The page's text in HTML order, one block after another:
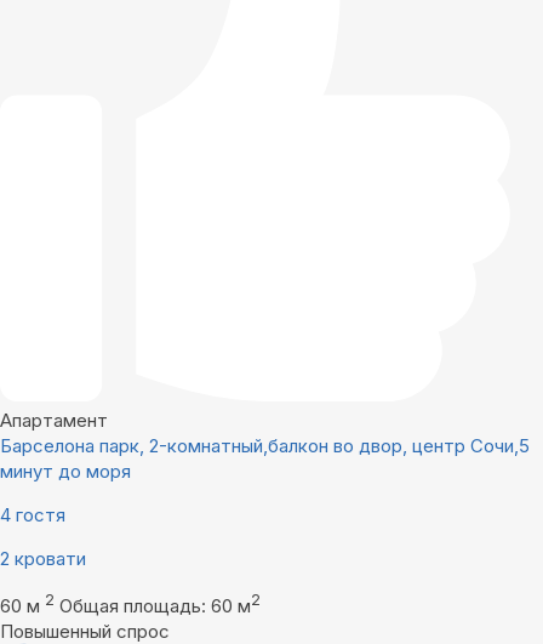
Апартамент
Барселона парк, 2-комнатный,балкон во двор, центр Сочи,5
минут до моря
4 гостя
2 кровати
60 м 2 Общая площадь: 60 м2
Повышенный спрос